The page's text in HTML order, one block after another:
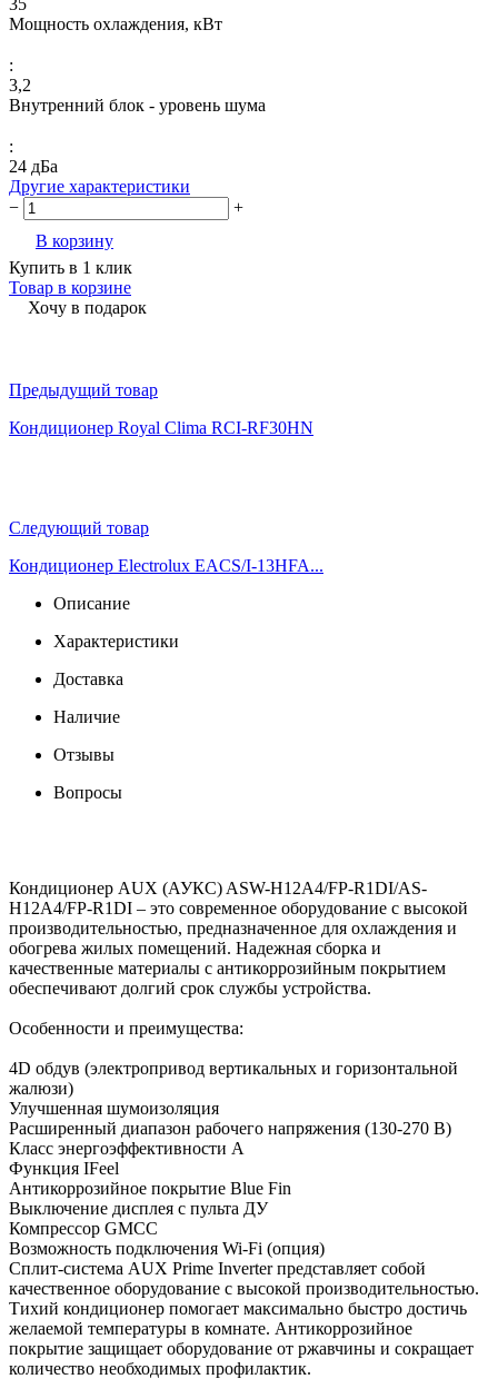
35
Мощность охлаждения, кВт
:
3,2
Внутренний блок - уровень шума
:
24 дБа
Другие характеристики
−
+
В корзину
Купить в 1 клик
Товар в корзине
Хочу в подарок
Предыдущий товар
Кондиционер Royal Clima RCI-RF30HN
Следующий товар
Кондиционер Electrolux EACS/I-13HFA...
Описание
Характеристики
Доставка
Наличие
Отзывы
Вопросы
Кондиционер AUX (АУКС) ASW-H12A4/FP-R1DI/AS-
H12A4/FP-R1DI – это современное оборудование с высокой
производительностью, предназначенное для охлаждения и
обогрева жилых помещений. Надежная сборка и
качественные материалы с антикоррозийным покрытием
обеспечивают долгий срок службы устройства.
Особенности и преимущества:
4D обдув (электропривод вертикальных и горизонтальной
жалюзи)
Улучшенная шумоизоляция
Расширенный диапазон рабочего напряжения (130-270 В)
Класс энергоэффективности А
Функция IFeel
Антикоррозийное покрытие Blue Fin
Выключение дисплея с пульта ДУ
Компрессор GMCC
Возможность подключения Wi-Fi (опция)
Сплит-система AUX Prime Inverter представляет собой
качественное оборудование с высокой производительностью.
Тихий кондиционер помогает максимально быстро достичь
желаемой температуры в комнате. Антикоррозийное
покрытие защищает оборудование от ржавчины и сокращает
количество необходимых профилактик.